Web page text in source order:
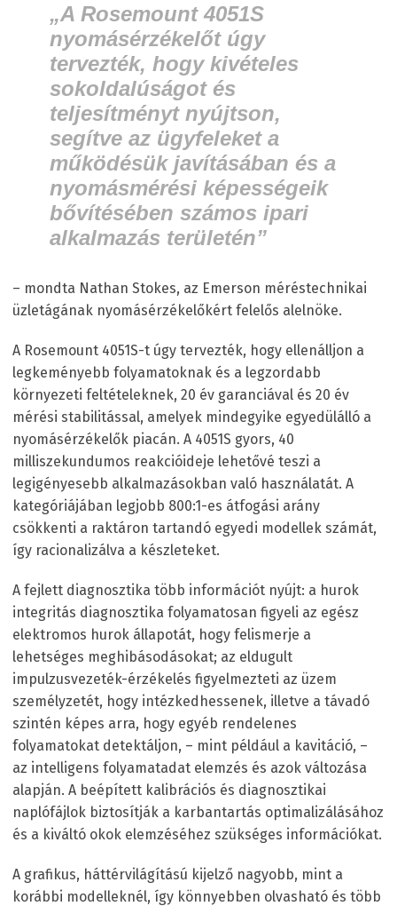
„A Rosemount 4051S
nyomásérzékelőt úgy
tervezték, hogy kivételes
sokoldalúságot és
teljesítményt nyújtson,
segítve az ügyfeleket a
működésük javításában és a
nyomásmérési képességeik
bővítésében számos ipari
alkalmazás területén”
– mondta Nathan Stokes, az Emerson méréstechnikai
üzletágának nyomásérzékelőkért felelős alelnöke.
A Rosemount 4051S-t úgy tervezték, hogy ellenálljon a
legkeményebb folyamatoknak és a legzordabb
környezeti feltételeknek, 20 év garanciával és 20 év
mérési stabilitással, amelyek mindegyike egyedülálló a
nyomásérzékelők piacán. A 4051S gyors, 40
milliszekundumos reakcióideje lehetővé teszi a
legigényesebb alkalmazásokban való használatát. A
kategóriájában legjobb 800:1-es átfogási arány
csökkenti a raktáron tartandó egyedi modellek számát,
így racionalizálva a készleteket.
A fejlett diagnosztika több információt nyújt: a hurok
integritás diagnosztika folyamatosan figyeli az egész
elektromos hurok állapotát, hogy felismerje a
lehetséges meghibásodásokat; az eldugult
impulzusvezeték-érzékelés figyelmezteti az üzem
személyzetét, hogy intézkedhessenek, illetve a távadó
szintén képes arra, hogy egyéb rendelenes
folyamatokat detektáljon, – mint például a kavitáció, –
az intelligens folyamatadat elemzés és azok változása
alapján. A beépített kalibrációs és diagnosztikai
naplófájlok biztosítják a karbantartás optimalizálásához
és a kiváltó okok elemzéséhez szükséges információkat.
A grafikus, háttérvilágítású kijelző nagyobb, mint a
korábbi modelleknél, így könnyebben olvasható és több